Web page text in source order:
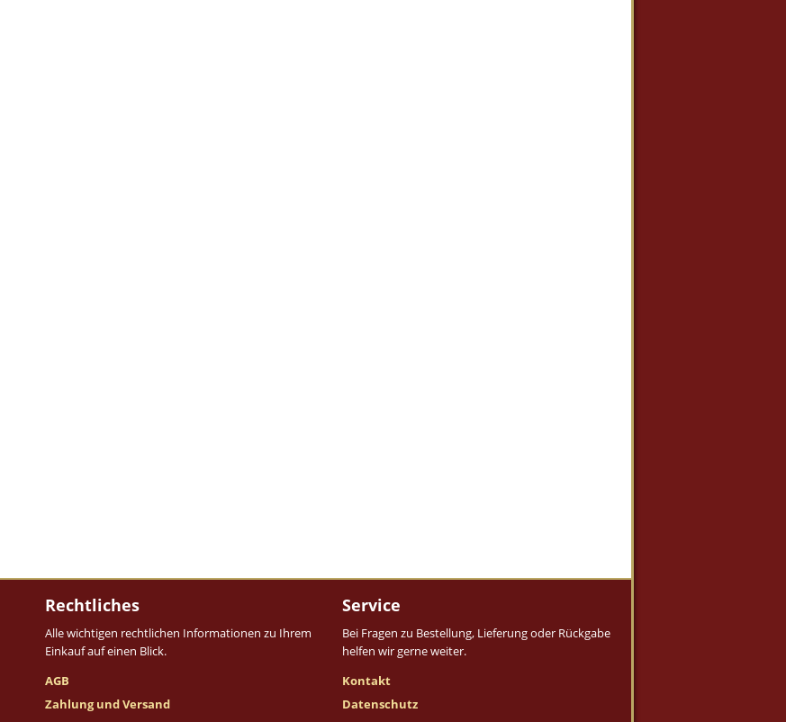
Rechtliches
Alle wichtigen rechtlichen Informationen zu Ihrem
Einkauf auf einen Blick.
AGB
Zahlung und Versand
Service
Bei Fragen zu Bestellung, Lieferung oder Rückgabe
helfen wir gerne weiter.
Kontakt
Datenschutz